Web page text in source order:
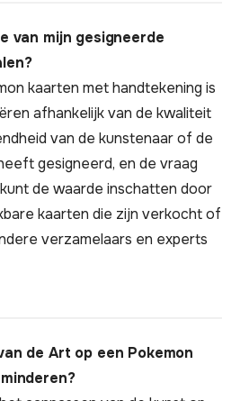
van mijn gesigneerde
kaarten met handtekening is
afhankelijk van de kwaliteit
van de kunstenaar of de
gesigneerd, en de vraag
de waarde inschatten door
kaarten die zijn verkocht of
verzamelaars en experts
de Art op een Pokemon